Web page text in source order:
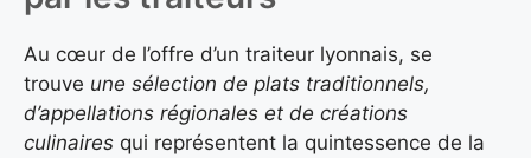
Au cœur de l’offre d’un traiteur lyonnais, se
trouve une sélection de plats traditionnels,
d’appellations régionales et de créations
culinaires qui représentent la quintessence de la